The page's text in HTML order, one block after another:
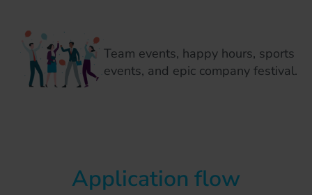
Team events, happy hours, sports
events, and epic company festival.
Application flow